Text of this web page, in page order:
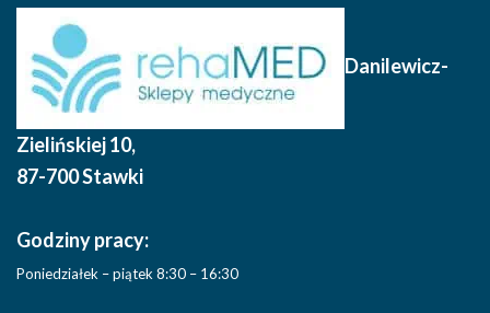
Danilewicz-
Zielińskiej 10,
87-700 Stawki
Godziny pracy:
Poniedziałek – piątek 8:30 – 16:30